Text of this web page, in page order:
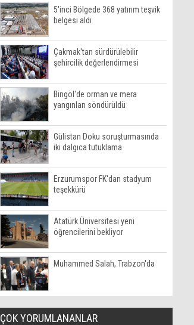
5'inci Bölgede 368 yatırım teşvik
belgesi aldı
Çakmak'tan sürdürülebilir
şehircilik değerlendirmesi
Bingöl'de orman ve mera
yangınları söndürüldü
Gülistan Doku soruşturmasında
iki dalgıca tutuklama
Erzurumspor FK'dan stadyum
teşekkürü
Atatürk Üniversitesi yeni
öğrencilerini bekliyor
Muhammed Salah, Trabzon'da
ÇOK YORUMLANANLAR